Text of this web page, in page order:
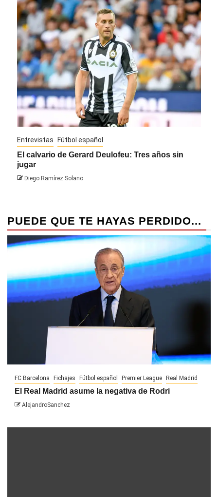
Entrevistas Fútbol español
El calvario de Gerard Deulofeu: Tres años sin
jugar
Diego Ramírez Solano
PUEDE QUE TE HAYAS PERDIDO...
FC Barcelona Fichajes Fútbol español Premier League Real Madrid
El Real Madrid asume la negativa de Rodri
AlejandroSanchez